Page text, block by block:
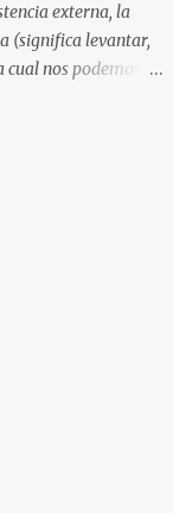
leche y agregarle
tipo de cereal sea)
externa, la
(significa levantar,
nos podemos